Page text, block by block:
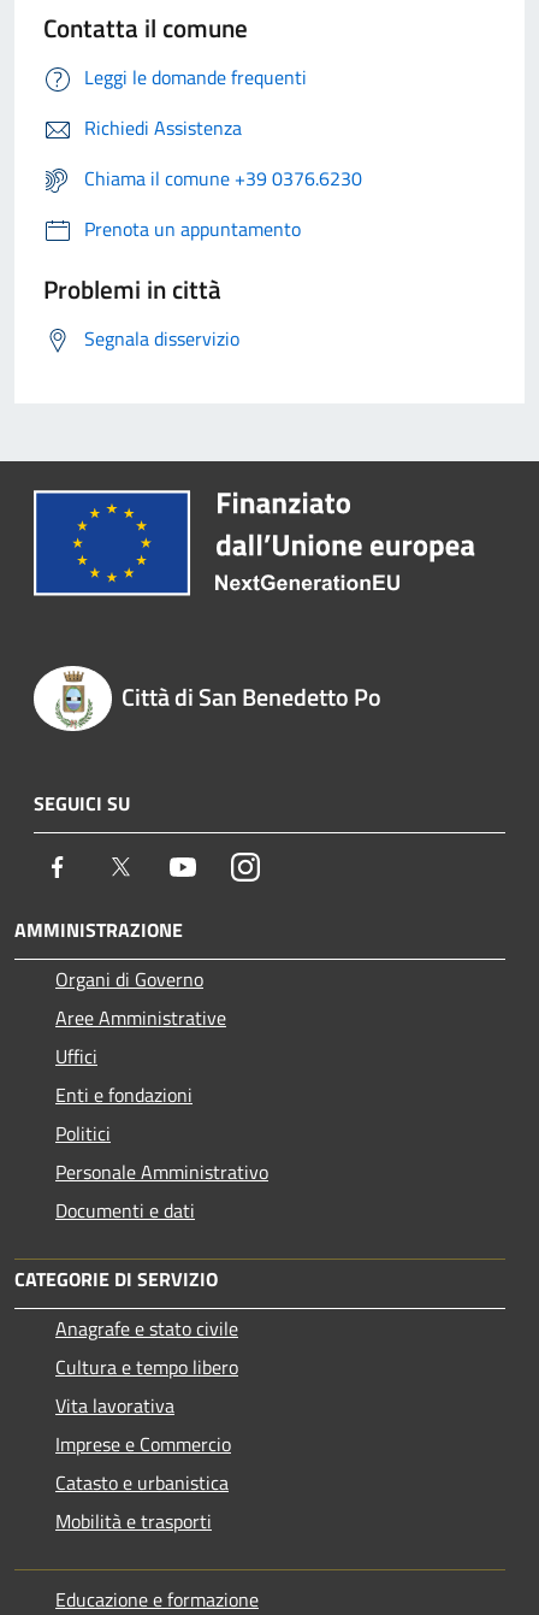
Contatta il comune
Leggi le domande frequenti
Richiedi Assistenza
Chiama il comune +39 0376.6230
Prenota un appuntamento
Problemi in città
Segnala disservizio
Città di San Benedetto Po
SEGUICI SU
Facebook Twitter YoutubeInstagram
AMMINISTRAZIONE
Organi di Governo
Aree Amministrative
Uffici
Enti e fondazioni
Politici
Personale Amministrativo
Documenti e dati
CATEGORIE DI SERVIZIO
Anagrafe e stato civile
Cultura e tempo libero
Vita lavorativa
Imprese e Commercio
Catasto e urbanistica
Mobilità e trasporti
Educazione e formazione